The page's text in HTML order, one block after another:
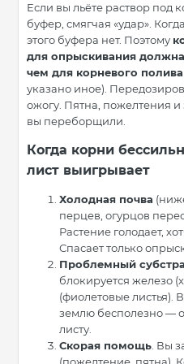
Если вы льёте раствор под
буфер, смягчая «удар».
этого буфера нет. Поэтому
для опрыскивания
чем для корневого полива
указано иное).
ожогу. Пятна, пожелтения
вы переборщили.
Когда корни
лист выигрывает
Холодная почва
перцев, огурцов
Растение голодает,
Спасает только
Проблемный
блокируется железо
(фиолетовые листья).
землю бесполезно —
листу.
Скорая помощь . Вы